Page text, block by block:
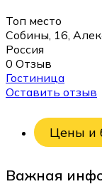
Топ место
Собины, 16,
Россия
0 Отзыв
Гостиница
Оставить отзыв
Цены и
Важная